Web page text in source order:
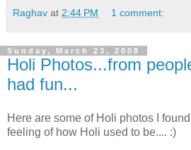
Raghav at 2:44 PM 1 comment:
Sunday, March 23, 2008
Holi Photos...from
had fun...
Here are some of Holi photos I
feeling of how Holi used to be.... :)